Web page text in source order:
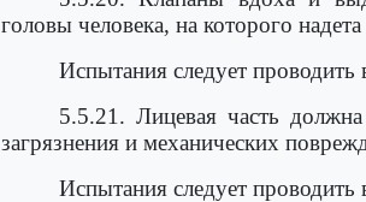
головы человека, на которого
Испытания следует
5.5.21. Лицевая часть
загрязнения и механических
Испытания следует